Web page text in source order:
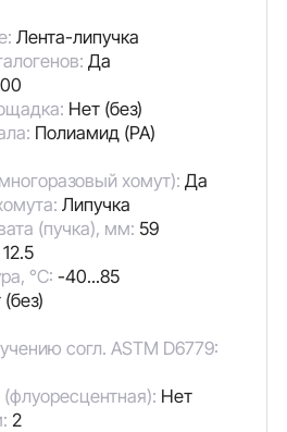
Лента-липучка
Да
Нет (без)
Полиамид (PA)
хомут): Да
Липучка
(пучка), мм: 59
12.5
°C: -40...85
согл. ASTM D6779:
Нет
2